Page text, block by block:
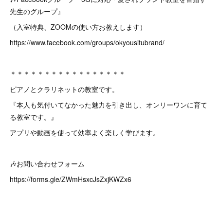
先生のグループ』
（入室特典、ZOOMの使い方お教えします）
https://www.facebook.com/groups/okyousitubrand/
＊＊＊＊＊＊＊＊＊＊＊＊＊＊＊＊＊
ピアノとクラリネットの教室です。
『本人も気付いてなかった魅力を引き出し、オンリーワンに育て
る教室です。』
アプリや動画を使って効率よく楽しく学びます。
🎶お問い合わせフォーム
https://forms.gle/ZWmHsxcJsZxjKWZx6